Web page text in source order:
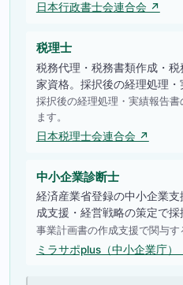
日本行政書士会連合会 ↗
税理士
税務代理・税務書類作成・
家資格。採択後の経理処理・
採択後の経理処理・実績報告
ます。
日本税理士会連合会 ↗
中小企業診断士
経済産業省登録の中小企業
成支援・経営戦略の策定で採
事業計画書の作成支援で関与す
ミラサポplus（中小企業庁）